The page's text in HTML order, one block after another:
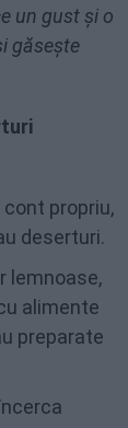
un gust și o
găsește
propriu,
deserturi.
lemnoase,
alimente
preparate